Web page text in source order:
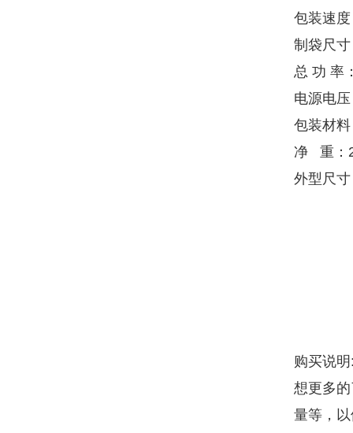
包装速
制袋尺
总 功 率
电源电
包装材
净 重：
外型尺
购买说明
想更多
量等，